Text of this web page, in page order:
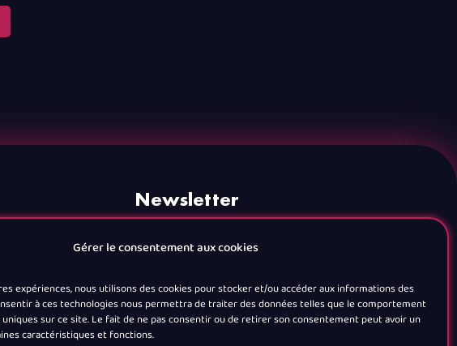
Gérer le consentement aux cookies
expériences, nous utilisons des cookies pour stocker et/ou accéder aux informations des
à ces technologies nous permettra de traiter des données telles que le comportement
uniques sur ce site. Le fait de ne pas consentir ou de retirer son consentement peut avoir un
caractéristiques et fonctions.
Newsletter